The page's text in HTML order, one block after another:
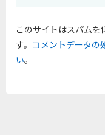
このサイトはスパム
す。 コメントデータの
い。